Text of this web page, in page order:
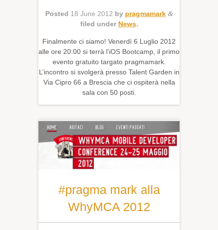
Posted 18 June 2012 by pragmamark &
filed under News.
Finalmente ci siamo! Venerdì 6 Luglio 2012
alle ore 20:00 si terrà l’iOS Bootcamp, il primo
evento gratuito targato pragmamark.
L’incontro si svolgerà presso Talent Garden in
Via Cipro 66 a Brescia che ci ospiterà nella
sala con 50 posti.
#pragma mark alla
WhyMCA 2012